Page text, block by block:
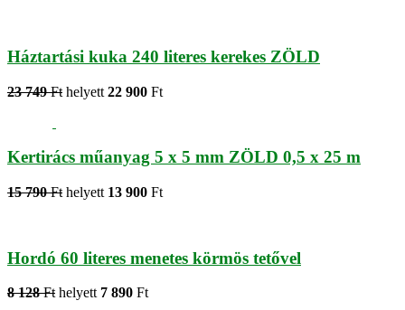
Háztartási kuka 240 literes kerekes ZÖLD
23 749 Ft helyett 22 900 Ft
Kertirács műanyag 5 x 5 mm ZÖLD 0,5 x 25 m
15 790 Ft helyett 13 900 Ft
Hordó 60 literes menetes körmös tetővel
8 128 Fthelyett 7 890 Ft